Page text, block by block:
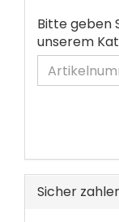
BITTE
GEBEN
SIE
DIE
EIN.
Bitte geben
unserem
Sicher